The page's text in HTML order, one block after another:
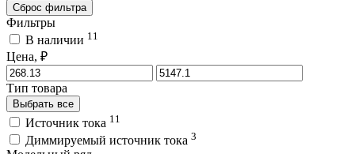
Сброс фильтра
Фильтры
В наличии 11
Цена, ₽
Тип товара
Выбрать все
Источник тока 11
Диммируемый источник тока 3